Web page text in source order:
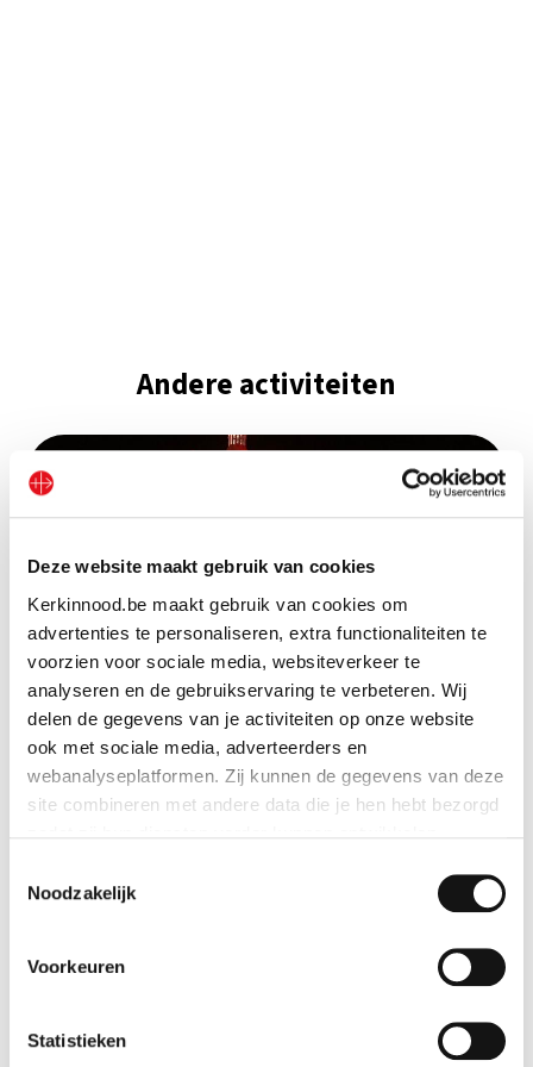
Deze website maakt gebruik van cookies
Kerkinnood.be maakt gebruik van cookies om
advertenties te personaliseren, extra functionaliteiten te
voorzien voor sociale media, websiteverkeer te
analyseren en de gebruikservaring te verbeteren. Wij
delen de gegevens van je activiteiten op onze website
ook met sociale media, adverteerders en
webanalyseplatformen. Zij kunnen de gegevens van deze
site combineren met andere data die je hen hebt bezorgd
Indien je dat toestaat, kunnen wij of onze partners onder
Informatie verzamelen over je geografische locatie
Bepaalde voorkeuren en profielen identificeren om
Noodzakelijk
Voorkeuren
Statistieken
Andere activiteiten
15-22 november 2026
wereldwijd veel kerken en andere openbare
gebouwen – zoals de Sacré-Cœur van Montmartre
in Parijs, de Sagrada Familia in Barcelona, de Cristo
Redentor in Rio de Janeiro – ‘s avonds in het rood